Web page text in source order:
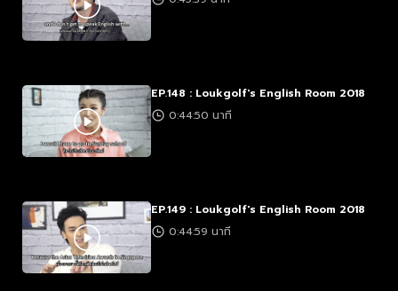
EP.148 : Loukgolf's English Room 2018
0:44:50 นาที
EP.149 : Loukgolf's English Room 2018
0:44:59 นาที